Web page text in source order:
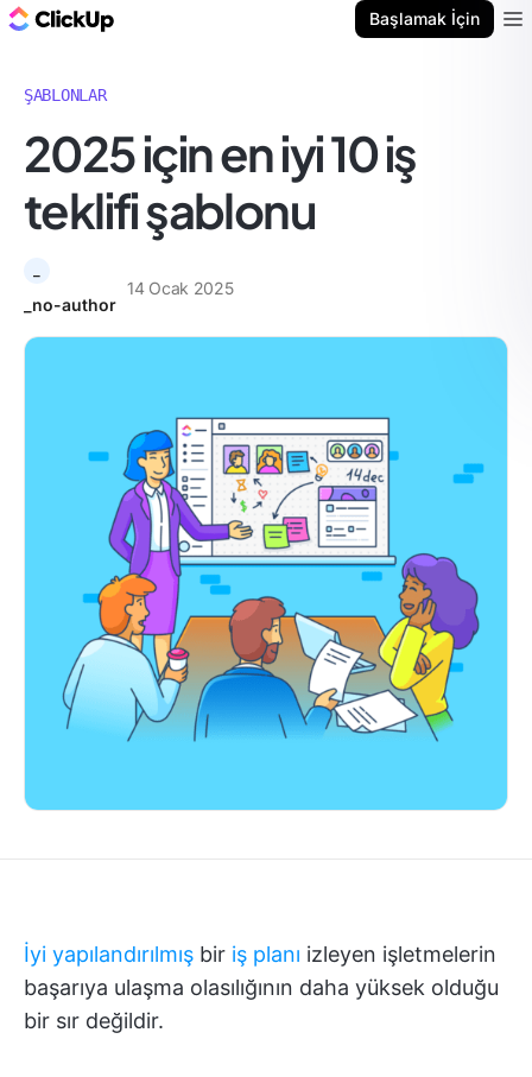
Başlamak İçin
ŞABLONLAR
2025 için en iyi 10 iş
teklifi şablonu
_no-author
14 Ocak 2025
İyi yapılandırılmış bir iş planı izleyen işletmelerin
başarıya ulaşma olasılığının daha yüksek olduğu
bir sır değildir.